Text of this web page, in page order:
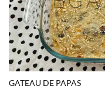
GATEAU DE PAPAS